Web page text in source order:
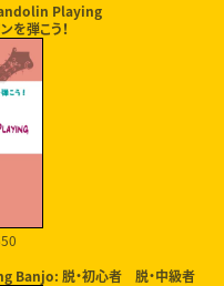
Playing
を弾こう！
Banjo: 脱・初心者 脱・中級者